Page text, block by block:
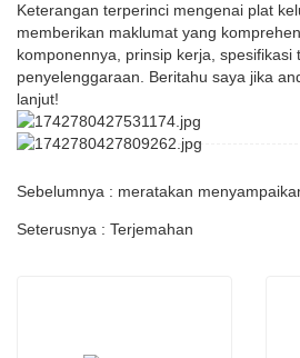
Keterangan terperinci mengenai plat
memberikan maklumat yang
komponennya, prinsip kerja, spesifikasi
penyelenggaraan. Beritahu saya jika
lanjut!
Sebelumnya : meratakan
Seterusnya : Terjemahan